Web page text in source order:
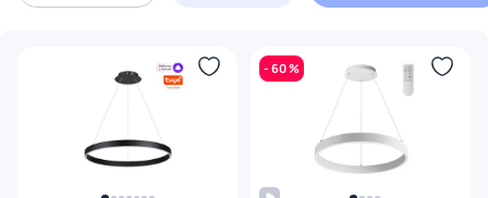
- 60 %
9